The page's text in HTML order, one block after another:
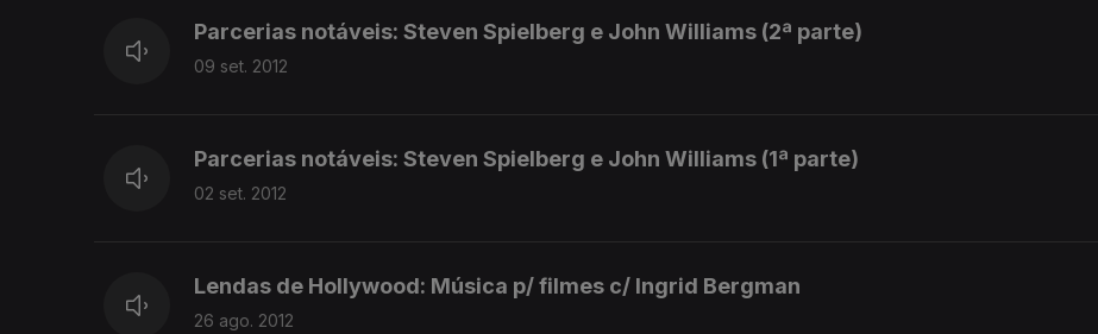
Parcerias notáveis: Steven Spielberg e John Williams (2ª parte)
09 set. 2012
Parcerias notáveis: Steven Spielberg e John Williams (1ª parte)
02 set. 2012
Lendas de Hollywood: Música p/ filmes c/ Ingrid Bergman
26 ago. 2012